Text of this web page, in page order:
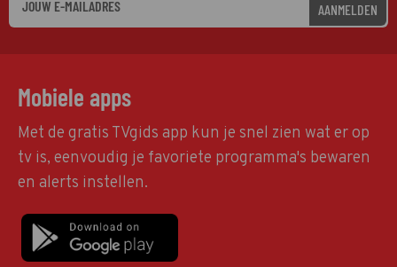
AANMELDEN
Mobiele apps
Met de gratis TVgids app kun je snel zien wat er op
tv is, eenvoudig je favoriete programma's bewaren
en alerts instellen.